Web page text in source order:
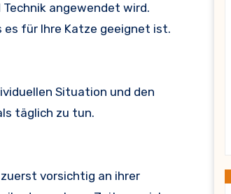
angewendet wird.
es für Ihre Katze geeignet ist.
Situation und den
täglich zu tun.
vorsichtig an ihrer